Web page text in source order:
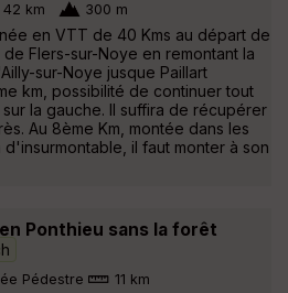
42 km 300 m
en VTT de 40 Kms au départ de
de Flers-sur-Noye en remontant la
sur-Noye jusque Paillart
km, possibilité de continuer tout
la gauche. Il suffira de récupérer
Au 8ème Km, montée dans les
il faut monter à son
Ponthieu sans la forêt
Pédestre 11 km